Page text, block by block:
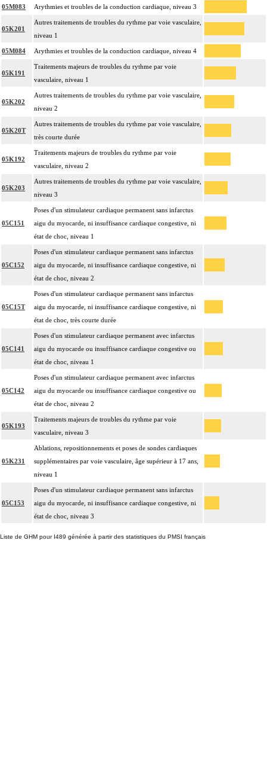
05M083 Arythmies et troubles de la conduction cardiaque, niveau 3
05K201
Autres traitements de troubles du rythme par voie vasculaire,
niveau 1
05M084 Arythmies et troubles de la conduction cardiaque, niveau 4
05K191
Traitements majeurs de troubles du rythme par voie
vasculaire, niveau 1
05K202
Autres traitements de troubles du rythme par voie vasculaire,
niveau 2
05K20T
Autres traitements de troubles du rythme par voie vasculaire,
très courte durée
05K192
Traitements majeurs de troubles du rythme par voie
vasculaire, niveau 2
05K203
Autres traitements de troubles du rythme par voie vasculaire,
niveau 3
05C151
Poses d'un stimulateur cardiaque permanent sans infarctus
aigu du myocarde, ni insuffisance cardiaque congestive, ni
état de choc, niveau 1
05C152
Poses d'un stimulateur cardiaque permanent sans infarctus
aigu du myocarde, ni insuffisance cardiaque congestive, ni
état de choc, niveau 2
05C15T
Poses d'un stimulateur cardiaque permanent sans infarctus
aigu du myocarde, ni insuffisance cardiaque congestive, ni
état de choc, très courte durée
05C141
Poses d'un stimulateur cardiaque permanent avec infarctus
aigu du myocarde ou insuffisance cardiaque congestive ou
état de choc, niveau 1
05C142
Poses d'un stimulateur cardiaque permanent avec infarctus
aigu du myocarde ou insuffisance cardiaque congestive ou
état de choc, niveau 2
05K193
Traitements majeurs de troubles du rythme par voie
vasculaire, niveau 3
05K231
Ablations, repositionnements et poses de sondes cardiaques
supplémentaires par voie vasculaire, âge supérieur à 17 ans,
niveau 1
05C153
Poses d'un stimulateur cardiaque permanent sans infarctus
aigu du myocarde, ni insuffisance cardiaque congestive, ni
état de choc, niveau 3
Liste de GHM pour I489 générée à partir des statistiques du PMSI français